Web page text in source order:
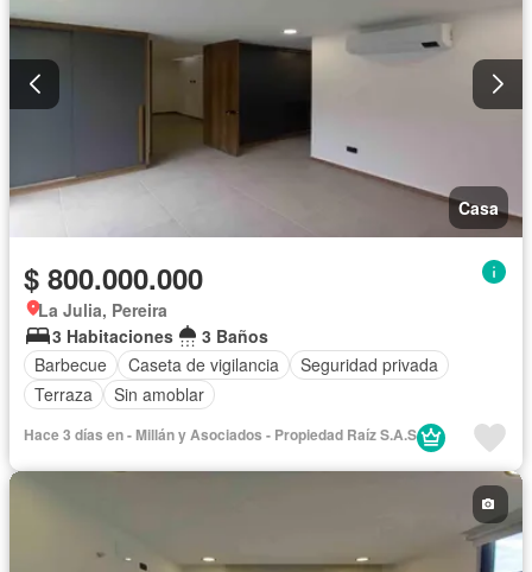
Casa
$ 800.000.000
La Julia, Pereira
3 Habitaciones
3 Baños
Barbecue
Caseta de vigilancia
Seguridad privada
Terraza
Sin amoblar
Hace 3 días en - Millán y Asociados - Propiedad Raíz S.A.S